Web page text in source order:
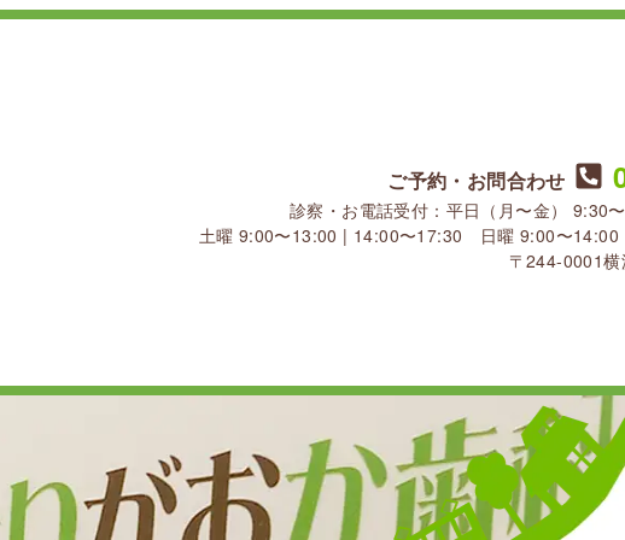
ご予約・お問合わせ
診察・お電話受付：平日（月〜金） 9:30
土曜 9:00〜13:00 | 14:00〜17:30 日曜 9:00〜
〒244-0001